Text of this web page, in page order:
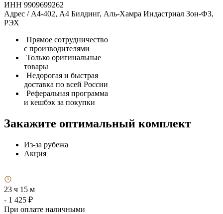
ИНН 9909699262
Адрес / А4-402, А4 Билдинг, Аль-Хамра Индастриал Зон-ФЗ,
РЭХ
Прямое сотрудничество
с производителями
Только оригинальные
товары
Недорогая и быстрая
доставка по всей России
Реферальная программа
и кешбэк за покупки
Закажите оптимальный комплект
Из-за рубежа
Акция
23 ч 15 м
- 1 425 ₽
При оплате наличными